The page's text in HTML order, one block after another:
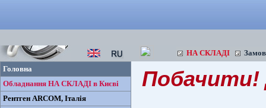
НА СКЛАДІ
Головна
Обладнання НА СКЛАДІ в Києві
Рентген ARCOM, Iталiя
Побачити!